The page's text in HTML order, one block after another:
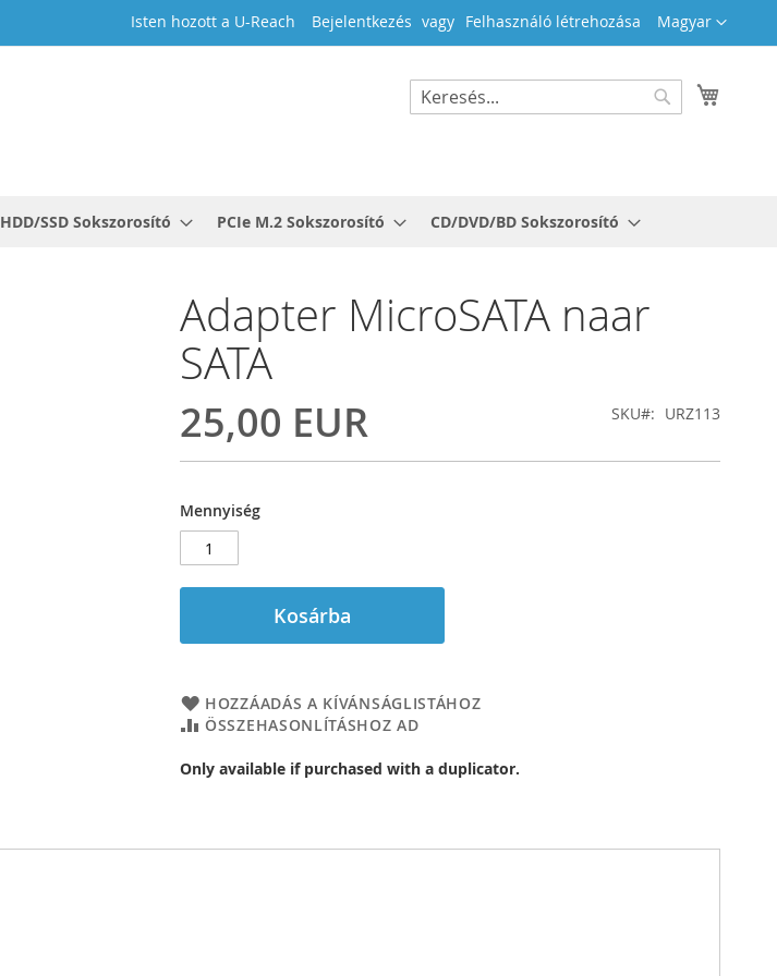
Nyelv
Magyar
Isten hozott a U-Reach Bejelentkezés Felhasználó létrehozása
Search
HDD/SSD Sokszorosító PCIe M.2 Sokszorosító CD/DVD/BD Sokszorosító
Adapter MicroSATA naar
SATA
25,00 EUR SKU URZ113
Mennyiség
Kosárba
HOZZÁADÁS A KÍVÁNSÁGLISTÁHOZ
ÖSSZEHASONLÍTÁSHOZ AD
Only available if purchased with a duplicator.